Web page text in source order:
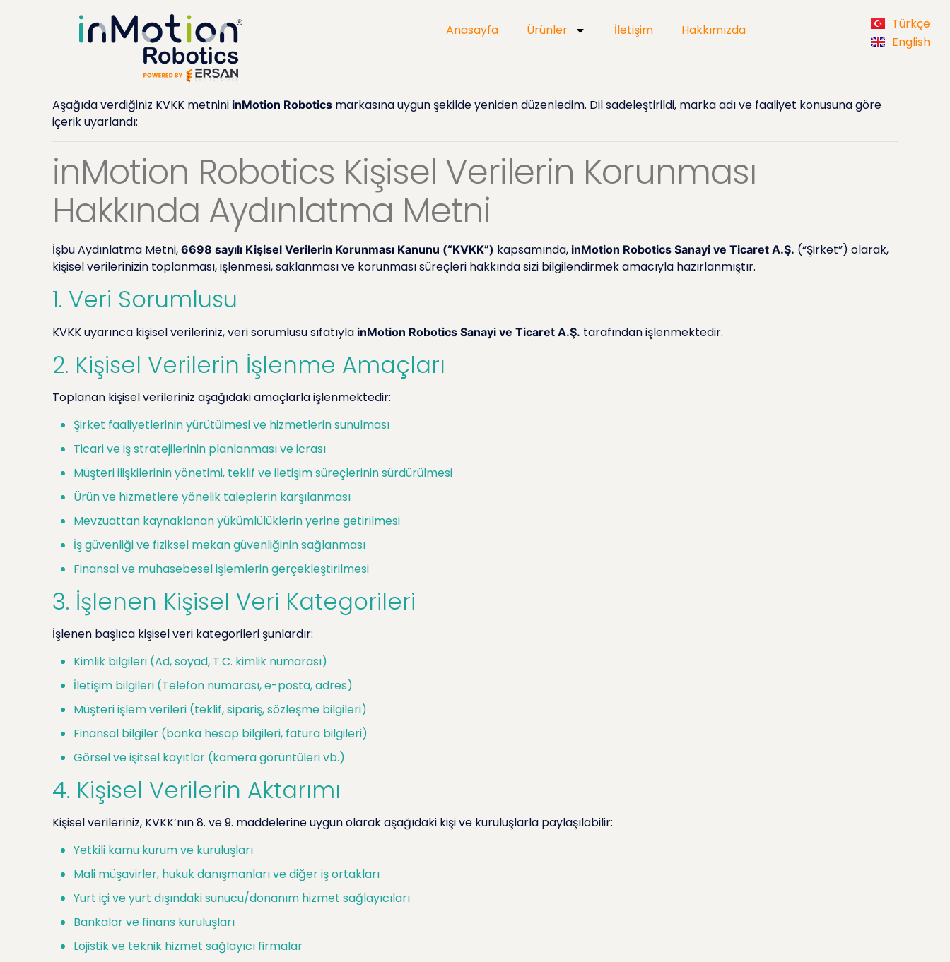
Anasayfa Ürünler İletişim Hakkımızda
Türkçe
English
Aşağıda verdiğiniz KVKK metnini inMotion Robotics markasına uygun şekilde yeniden düzenledim. Dil sadeleştirildi, marka adı ve faaliyet konusuna göre
içerik uyarlandı:
inMotion Robotics Kişisel Verilerin Korunması
Hakkında Aydınlatma Metni
İşbu Aydınlatma Metni,6698 sayılı Kişisel Verilerin Korunması Kanunu (“KVKK”) kapsamında, inMotion Robotics Sanayi ve Ticaret A.Ş. (“Şirket”) olarak,
kişisel verilerinizin toplanması, işlenmesi, saklanması ve korunması süreçleri hakkında sizi bilgilendirmek amacıyla hazırlanmıştır.
1. Veri Sorumlusu
KVKK uyarınca kişisel verileriniz, veri sorumlusu sıfatıyla inMotion Robotics Sanayi ve Ticaret A.Ş. tarafından işlenmektedir.
2. Kişisel Verilerin İşlenme Amaçları
Toplanan kişisel verileriniz aşağıdaki amaçlarla işlenmektedir:
Şirket faaliyetlerinin yürütülmesi ve hizmetlerin sunulması
Ticari ve iş stratejilerinin planlanması ve icrası
Müşteri ilişkilerinin yönetimi, teklif ve iletişim süreçlerinin sürdürülmesi
Ürün ve hizmetlere yönelik taleplerin karşılanması
Mevzuattan kaynaklanan yükümlülüklerin yerine getirilmesi
İş güvenliği ve fiziksel mekan güvenliğinin sağlanması
Finansal ve muhasebesel işlemlerin gerçekleştirilmesi
3. İşlenen Kişisel Veri Kategorileri
İşlenen başlıca kişisel veri kategorileri şunlardır:
Kimlik bilgileri (Ad, soyad, T.C. kimlik numarası)
İletişim bilgileri (Telefon numarası, e-posta, adres)
Müşteri işlem verileri (teklif, sipariş, sözleşme bilgileri)
Finansal bilgiler (banka hesap bilgileri, fatura bilgileri)
Görsel ve işitsel kayıtlar (kamera görüntüleri vb.)
4. Kişisel Verilerin Aktarımı
Kişisel verileriniz, KVKK’nın 8. ve 9. maddelerine uygun olarak aşağıdaki kişi ve kuruluşlarla paylaşılabilir:
Yetkili kamu kurum ve kuruluşları
Mali müşavirler, hukuk danışmanları ve diğer iş ortakları
Yurt içi ve yurt dışındaki sunucu/donanım hizmet sağlayıcıları
Bankalar ve finans kuruluşları
Lojistik ve teknik hizmet sağlayıcı firmalar